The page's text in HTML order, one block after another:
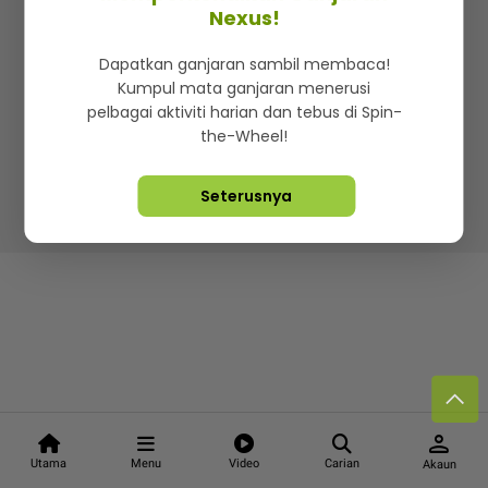
Utama Menu Video Carian
person
Akaun
Iklan di SMG360
Terma & Syarat Dasar Privasi
Lebih hot, viral dan sensasi
Hakcipta Terpelihara ©2026. Star Media Group Berhad
Nexus!
Dapatkan ganjaran sambil membaca!
Kumpul mata ganjaran menerusi
pelbagai aktiviti harian dan tebus di Spin-
the-Wheel!
Seterusnya